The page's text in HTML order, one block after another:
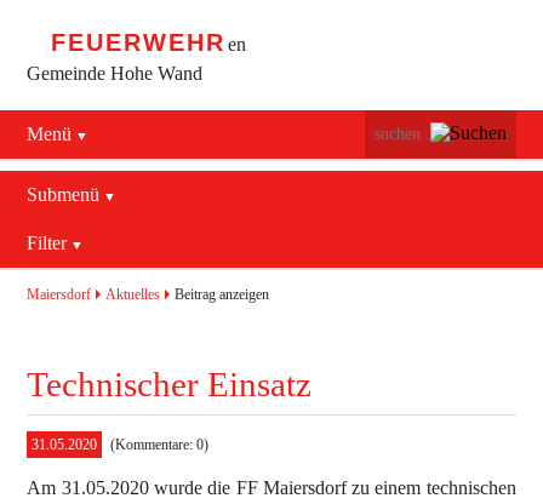
FEUERWEHR en
Gemeinde Hohe Wand
Menü
Navigation
überspringen
Netting
Submenü
überspringen
Aktuelles
Mannschaft
Ausrüstung
Blaulichtzentrum
Feuerwehrhaus (bis 2022)
Termine
Geschichte
Filter
2016
2018
2019
Aktuelles
Maiersdorf Aktuelles Beitrag anzeigen
Technischer Einsatz
31.05.2020 (Kommentare: 0)
Am 31.05.2020 wurde die FF Maiersdorf zu einem technischen